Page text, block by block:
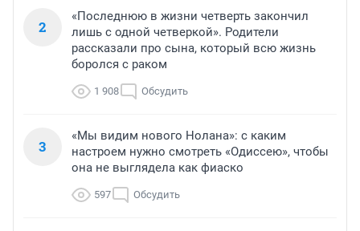
2
«Последнюю в жизни четверть закончил
лишь с одной четверкой». Родители
рассказали про сына, который всю жизнь
боролся с раком
1 908 Обсудить
3
«Мы видим нового Нолана»: с каким
настроем нужно смотреть «Одиссею», чтобы
она не выглядела как фиаско
597 Обсудить